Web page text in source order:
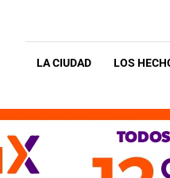
LA CIUDAD LOS